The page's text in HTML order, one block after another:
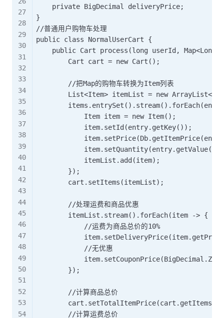
    private BigDecimal deliveryPrice;
}
//普通用户购物车处理
public class NormalUserCart {
public Cart process(long userId, Map<Long,
        Cart cart = new Cart();
        //把Map的购物车转换为Item列表
List<Item> itemList = new
            Item item = new Item();
            item.setId(entry.getKey());
            item.setQuantity(entry.getValue());
            itemList.add(item);
        });
        cart.setItems(itemList);
        //处理运费和商品优惠
        itemList.stream().forEach(item -> {
            //运费为商品总价的10%
            //无优惠
        });
        //计算商品总价
        //计算运费总价